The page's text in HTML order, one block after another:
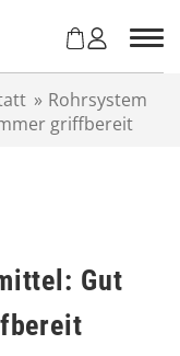
» Rohrsystem
griffbereit
Gut